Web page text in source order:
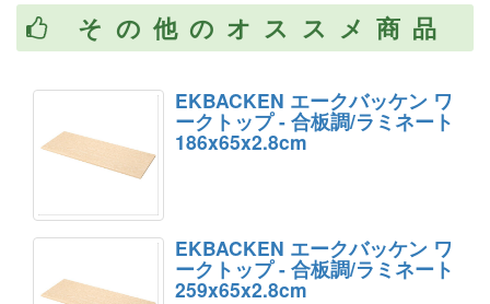
その他のオススメ商品
EKBACKEN エークバッケン ワ
ークトップ - 合板調/ラミネート
186x65x2.8cm
EKBACKEN エークバッケン ワ
ークトップ - 合板調/ラミネート
259x65x2.8cm